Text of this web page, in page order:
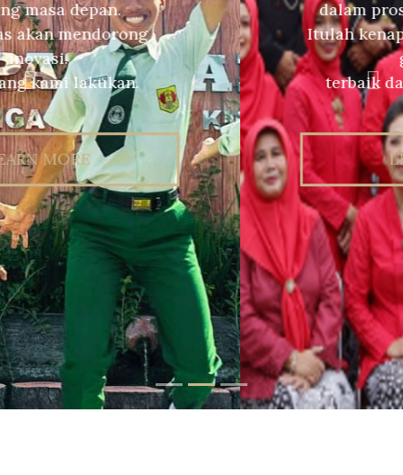
dalam proses belajar-mengajar.
Itulah kenapa kami mendatangkan
guru-guru
terbaik dari berbagai penjuru.
LEARN MORE
Previous